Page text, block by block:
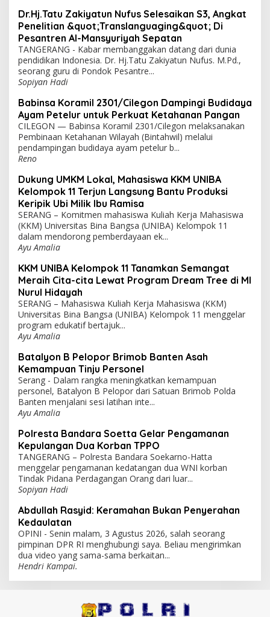
Dr.Hj.Tatu Zakiyatun Nufus Selesaikan S3, Angkat
Penelitian &quot;Translanguaging&quot; Di
Pesantren Al-Mansyuriyah Sepatan
TANGERANG - Kabar membanggakan datang dari dunia
pendidikan Indonesia. Dr. Hj.Tatu Zakiyatun Nufus. M.Pd.,
seorang guru di Pondok Pesantre...
Sopiyan Hadi
Babinsa Koramil 2301/Cilegon Dampingi Budidaya
Ayam Petelur untuk Perkuat Ketahanan Pangan
CILEGON — Babinsa Koramil 2301/Cilegon melaksanakan
Pembinaan Ketahanan Wilayah (Bintahwil) melalui
pendampingan budidaya ayam petelur b...
Reno
Dukung UMKM Lokal, Mahasiswa KKM UNIBA
Kelompok 11 Terjun Langsung Bantu Produksi
Keripik Ubi Milik Ibu Ramisa
SERANG – Komitmen mahasiswa Kuliah Kerja Mahasiswa
(KKM) Universitas Bina Bangsa (UNIBA) Kelompok 11
dalam mendorong pemberdayaan ek...
Ayu Amalia
KKM UNIBA Kelompok 11 Tanamkan Semangat
Meraih Cita-cita Lewat Program Dream Tree di MI
Nurul Hidayah
SERANG – Mahasiswa Kuliah Kerja Mahasiswa (KKM)
Universitas Bina Bangsa (UNIBA) Kelompok 11 menggelar
program edukatif bertajuk...
Ayu Amalia
Batalyon B Pelopor Brimob Banten Asah
Kemampuan Tinju Personel
Serang - Dalam rangka meningkatkan kemampuan
personel, Batalyon B Pelopor dari Satuan Brimob Polda
Banten menjalani sesi latihan inte...
Ayu Amalia
Polresta Bandara Soetta Gelar Pengamanan
Kepulangan Dua Korban TPPO
TANGERANG – Polresta Bandara Soekarno-Hatta
menggelar pengamanan kedatangan dua WNI korban
Tindak Pidana Perdagangan Orang dari luar...
Sopiyan Hadi
Abdullah Rasyid: Keramahan Bukan Penyerahan
Kedaulatan
OPINI - Senin malam, 3 Agustus 2026, salah seorang
pimpinan DPR RI menghubungi saya. Beliau mengirimkan
dua video yang sama-sama berkaitan...
Hendri Kampai.